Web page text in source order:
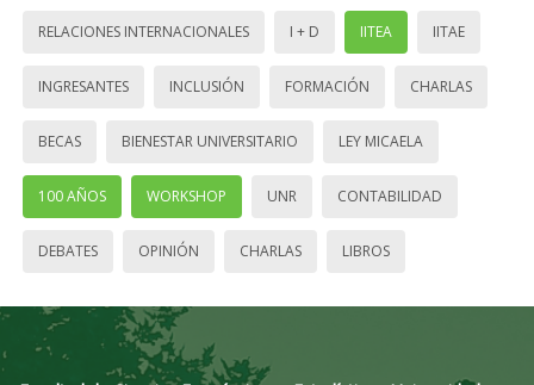
RELACIONES INTERNACIONALES I + D IITEA IITAE
INGRESANTES INCLUSIÓN FORMACIÓN CHARLAS
BECAS BIENESTAR UNIVERSITARIO LEY MICAELA
100 AÑOS WORKSHOP UNR CONTABILIDAD
DEBATES OPINIÓN CHARLAS LIBROS